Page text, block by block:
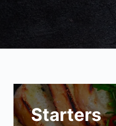
Starters​